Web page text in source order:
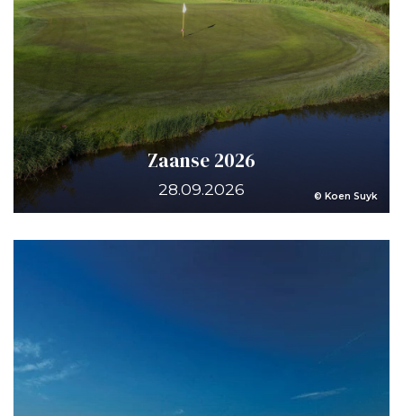
© Koen Suyk
Zaanse 2026
28.09.2026